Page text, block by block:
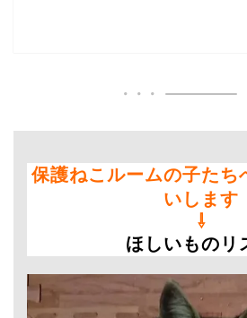
保護ねこルームの子たち
いします
⇩
ほしいものリ